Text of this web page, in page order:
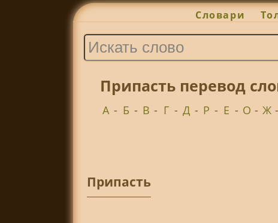
Словари
Припасть перевод
А - Б - В - Г - Д - Р - Е - О - Ж -
Припасть